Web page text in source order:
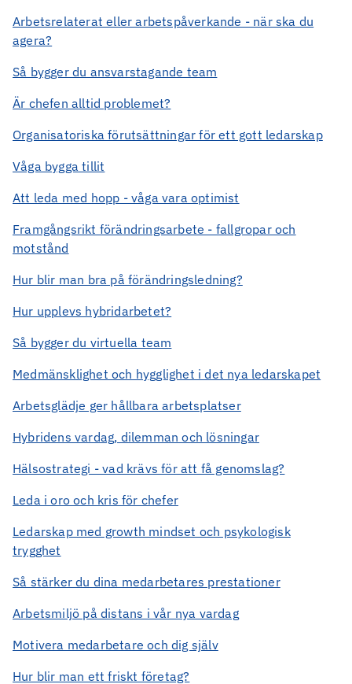
Arbetsrelaterat eller arbetspåverkande - när ska du
agera?
Så bygger du ansvarstagande team
Är chefen alltid problemet?
Organisatoriska förutsättningar för ett gott ledarskap
Våga bygga tillit
Att leda med hopp - våga vara optimist
Framgångsrikt förändringsarbete - fallgropar och
motstånd
Hur blir man bra på förändringsledning?
Hur upplevs hybridarbetet?
Så bygger du virtuella team
Medmänsklighet och hygglighet i det nya ledarskapet
Arbetsglädje ger hållbara arbetsplatser
Hybridens vardag, dilemman och lösningar
Hälsostrategi - vad krävs för att få genomslag?
Leda i oro och kris för chefer
Ledarskap med growth mindset och psykologisk
trygghet
Så stärker du dina medarbetares prestationer
Arbetsmiljö på distans i vår nya vardag
Motivera medarbetare och dig själv
Hur blir man ett friskt företag?